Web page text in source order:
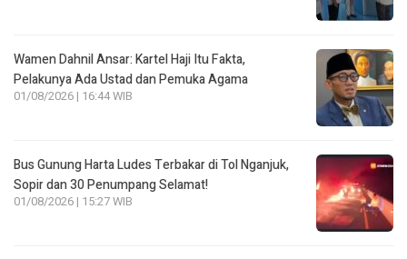
Wamen Dahnil Ansar: Kartel Haji Itu Fakta,
Pelakunya Ada Ustad dan Pemuka Agama
01/08/2026 | 16:44 WIB
Bus Gunung Harta Ludes Terbakar di Tol Nganjuk,
Sopir dan 30 Penumpang Selamat!
01/08/2026 | 15:27 WIB